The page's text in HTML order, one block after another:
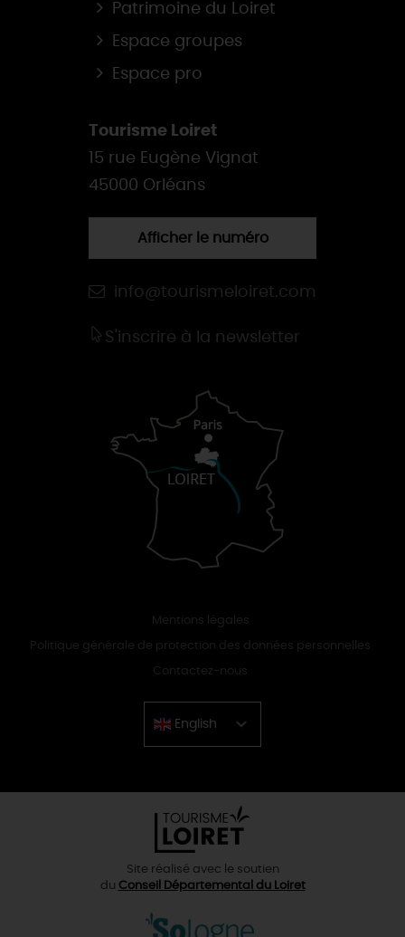
Patrimoine du Loiret
Espace groupes
Espace pro
Tourisme Loiret
15 rue Eugène Vignat
45000 Orléans
Afficher le numéro
info@tourismeloiret.com
S'inscrire à la newsletter
Mentions légales
Politique générale de protection des données personnelles
Contactez-nous
English
Chinese
Site réalisé avec le soutien
du Conseil Départemental du Loiret